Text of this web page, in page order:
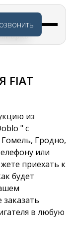
Марка
FIAT
из
" с
Гродно,
или
приехать к
будет
в любую